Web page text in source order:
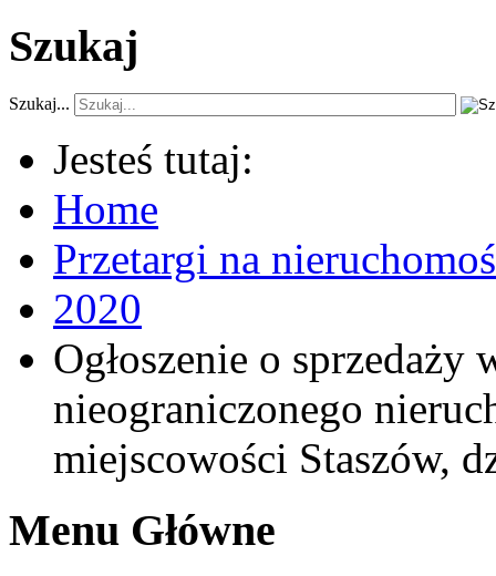
Szukaj
Szukaj...
Jesteś tutaj:
Home
Przetargi na
2020
Ogłoszenie o sprzedaży
nieograniczonego
miejscowości Staszów,
Menu Główne